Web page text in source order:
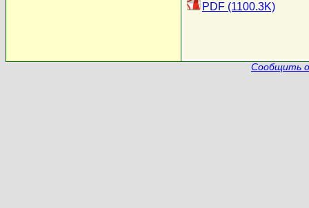
PDF (1100.3K)
Сообщить о